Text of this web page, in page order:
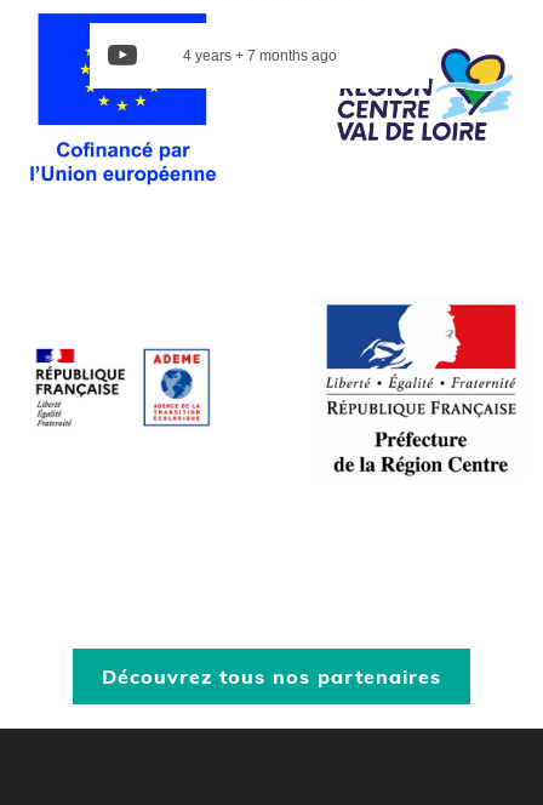
4 years + 7 months ago
Découvrez tous nos partenaires